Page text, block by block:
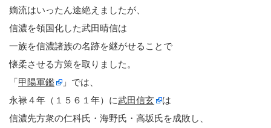
嫡流はいったん途絶えましたが、
信濃を領国化した武田晴信は
一族を信濃諸族の名跡を継がせることで
懐柔させる方策を取りました。
「甲陽軍鑑
」では、
永禄４年（１５６１年）に武田信玄
は
信濃先方衆の仁科氏・海野氏・高坂氏を成敗し、